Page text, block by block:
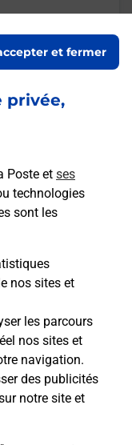
privée,
Poste et ses
technologies
sont les
nos sites et
les parcours
nos sites et
navigation.
des publicités
notre site et
et fermer
contact
posées
?
?
de la 5G